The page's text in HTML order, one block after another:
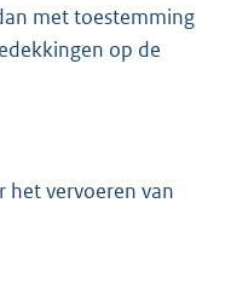
met toestemming
op de
het vervoeren van